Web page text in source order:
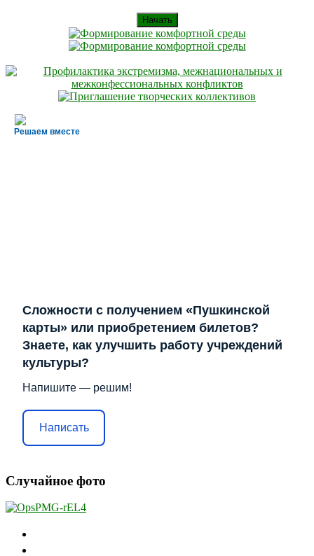
Начать
Решаем вместе
Сложности с получением «Пушкинской
карты» или приобретением билетов?
Знаете, как улучшить работу учреждений
культуры?
Напишите — решим!
Написать
Случайное фото